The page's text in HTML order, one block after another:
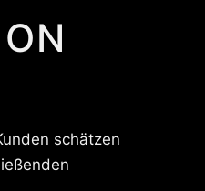
schätzen